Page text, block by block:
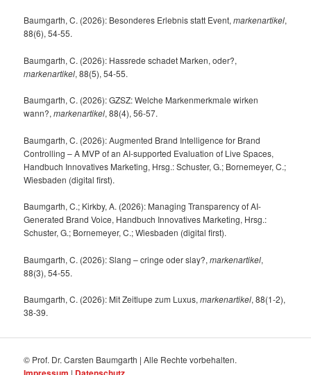
Baumgarth, C. (2026): Besonderes Erlebnis statt Event,markenartikel,
88(6), 54-55.
Baumgarth, C. (2026): Hassrede schadet Marken, oder?,
markenartikel, 88(5), 54-55.
Baumgarth, C. (2026): GZSZ: Welche Markenmerkmale wirken
wann?,markenartikel, 88(4), 56-57.
Baumgarth, C. (2026): Augmented Brand Intelligence for Brand
Controlling – A MVP of an AI-supported Evaluation of Live Spaces,
Handbuch Innovatives Marketing, Hrsg.: Schuster, G.; Bornemeyer, C.;
Wiesbaden (digital first).
Baumgarth, C.; Kirkby, A. (2026): Managing Transparency of AI-
Generated Brand Voice, Handbuch Innovatives Marketing, Hrsg.:
Schuster, G.; Bornemeyer, C.; Wiesbaden (digital first).
Baumgarth, C. (2026): Slang – cringe oder slay?,markenartikel,
88(3), 54-55.
Baumgarth, C. (2026): Mit Zeitlupe zum Luxus,markenartikel, 88(1-2),
38-39.
© Prof. Dr. Carsten Baumgarth | Alle Rechte vorbehalten.
|